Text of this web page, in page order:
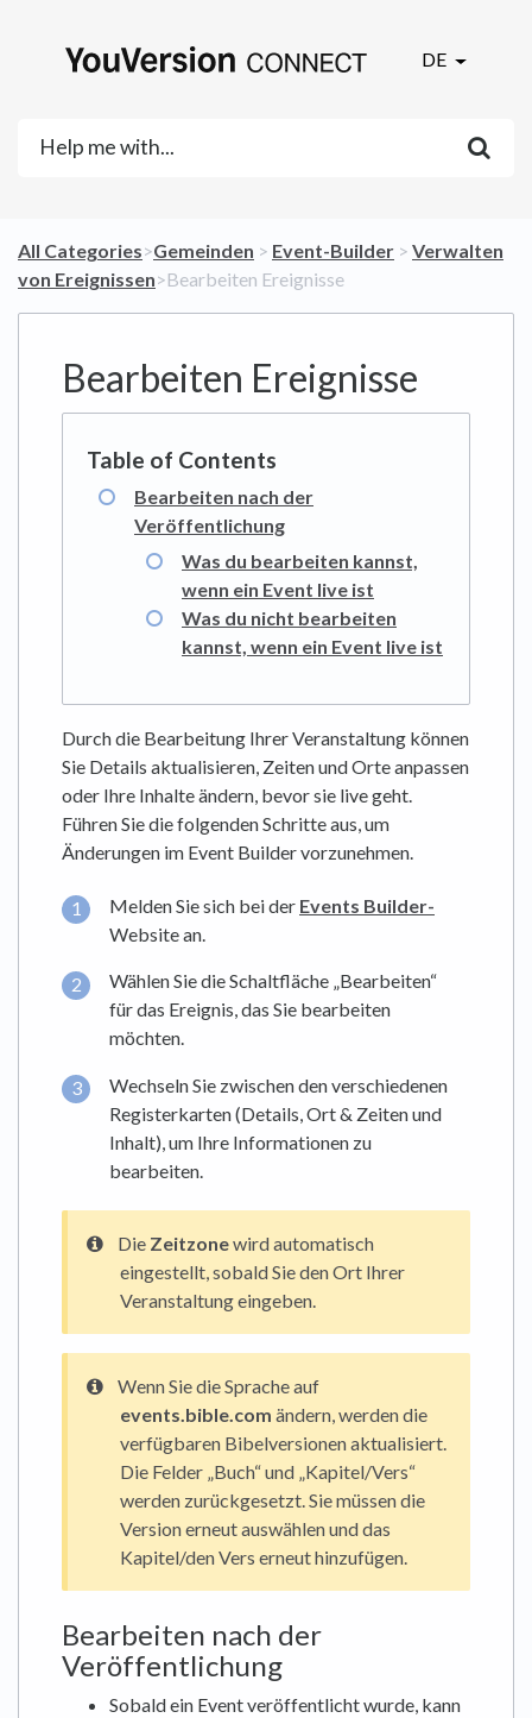
DE
All Categories​>​​Gemeinden ​ > ​ ​Event-Builder ​ > ​ ​Verwalten
von Ereignissen​>​ Bearbeiten Ereignisse
Bearbeiten Ereignisse
Bearbeiten nach der
Veröffentlichung
Was du bearbeiten kannst,
wenn ein Event live ist
Was du nicht bearbeiten
kannst, wenn ein Event live ist
Durch die Bearbeitung Ihrer Veranstaltung können
Sie Details aktualisieren, Zeiten und Orte anpassen
oder Ihre Inhalte ändern, bevor sie live geht.
Führen Sie die folgenden Schritte aus, um
Änderungen im Event Builder vorzunehmen.
Melden Sie sich bei der Events Builder-
Website an.
Wählen Sie die Schaltfläche „Bearbeiten“
für das Ereignis, das Sie bearbeiten
möchten.
Wechseln Sie zwischen den verschiedenen
Registerkarten (Details, Ort & Zeiten und
Inhalt), um Ihre Informationen zu
bearbeiten.
Die Zeitzonewird automatisch
eingestellt, sobald Sie den Ort Ihrer
Veranstaltung eingeben.
Wenn Sie die Sprache auf
events.bible.com ändern, werden die
verfügbaren Bibelversionen aktualisiert.
Die Felder „Buch“ und „Kapitel/Vers“
werden zurückgesetzt. Sie müssen die
Version erneut auswählen und das
Kapitel/den Vers erneut hinzufügen.
Bearbeiten nach der
Veröffentlichung
Sobald ein Event veröffentlicht wurde, kann